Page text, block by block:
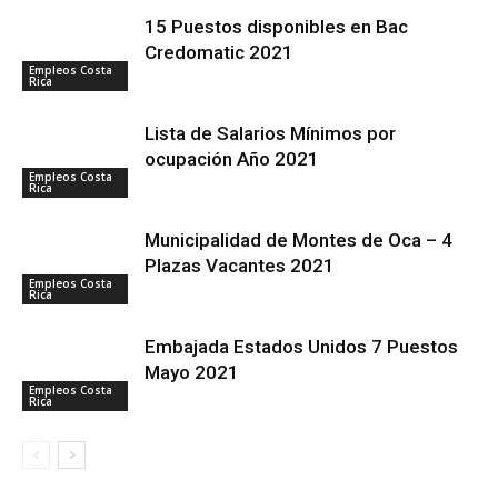
Empleos Costa
Rica
15 Puestos disponibles en Bac
Credomatic 2021
Empleos Costa
Rica
Lista de Salarios Mínimos por
ocupación Año 2021
Empleos Costa
Rica
Municipalidad de Montes de Oca – 4
Plazas Vacantes 2021
Empleos Costa
Rica
Embajada Estados Unidos 7 Puestos
Mayo 2021